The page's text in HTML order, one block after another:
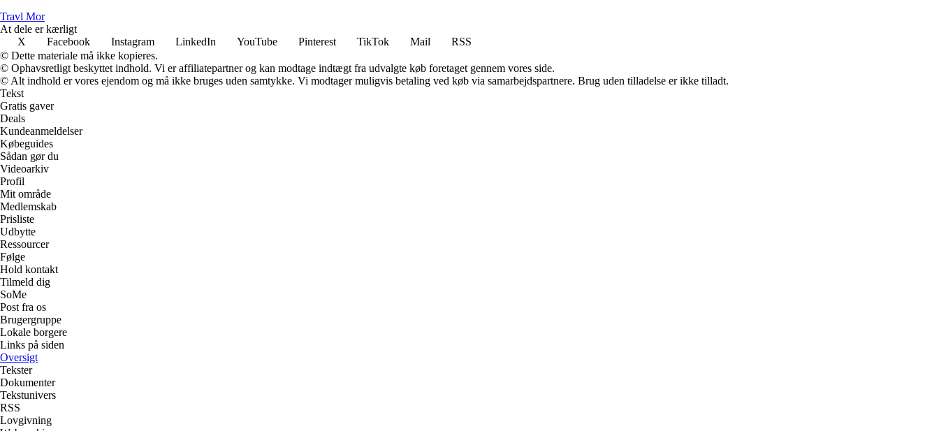
Travl Mor
At dele er kærligt
X
Facebook Instagram LinkedIn YouTube Pinterest TikTok Mail
RSS
© Dette materiale må ikke kopieres.
© Ophavsretligt beskyttet indhold. Vi er affiliatepartner og kan modtage indtægt fra udvalgte køb foretaget gennem vores side.
© Alt indhold er vores ejendom og må ikke bruges uden samtykke. Vi modtager muligvis betaling ved køb via samarbejdspartnere. Brug uden tilladelse er ikke tilladt.
Tekst
Gratis gaver
Deals
Kundeanmeldelser
Købeguides
Sådan gør du
Videoarkiv
Profil
Mit område
Medlemskab
Prisliste
Udbytte
Ressourcer
Følge
Hold kontakt
Tilmeld dig
SoMe
Post fra os
Brugergruppe
Lokale borgere
Links på siden
Oversigt
Tekster
Dokumenter
Tekstunivers
RSS
Lovgivning